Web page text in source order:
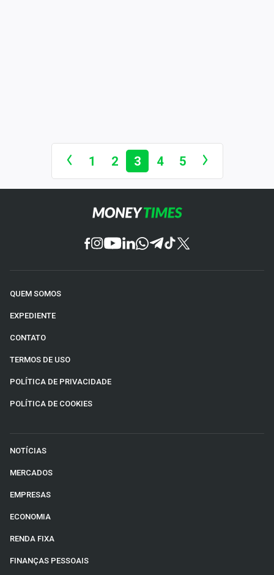
1 2 3 4 5
QUEM SOMOS
EXPEDIENTE
CONTATO
TERMOS DE USO
POLÍTICA DE PRIVACIDADE
POLÍTICA DE COOKIES
NOTÍCIAS
MERCADOS
EMPRESAS
ECONOMIA
RENDA FIXA
FINANÇAS PESSOAIS